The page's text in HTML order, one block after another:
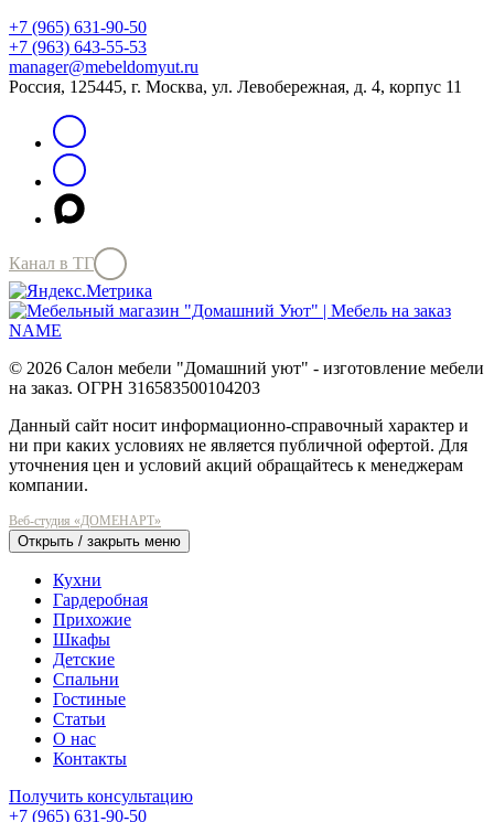
+7 (965) 631-90-50
+7 (963) 643-55-53
manager@mebeldomyut.ru
Россия, 125445, г. Москва, ул. Левобережная, д. 4, корпус 11
Канал в ТГ
© 2026 Салон мебели "Домашний уют" - изготовление мебели
на заказ. ОГРН 316583500104203
Данный сайт носит информационно-справочный характер и
ни при каких условиях не является публичной офертой. Для
уточнения цен и условий акций обращайтесь к менеджерам
компании.
Веб-студия «ДОМЕНАРТ»
Открыть / закрыть меню
Кухни
Гардеробная
Прихожие
Шкафы
Детские
Спальни
Гостиные
Статьи
О нас
Контакты
Получить консультацию
+7 (965) 631-90-50